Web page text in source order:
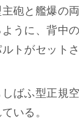
砲と艦爆の
うに、背中
トがセットさ
ばふ型正規
いる。